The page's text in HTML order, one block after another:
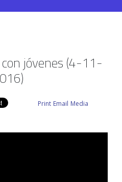
jóvenes (4-11-
Print Email Media